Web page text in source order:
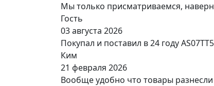
Мы только присматриваемся,
Гость
03 августа 2026
Покупал и поставил в 24 году
Ким
21 февраля 2026
Вообще удобно что товары